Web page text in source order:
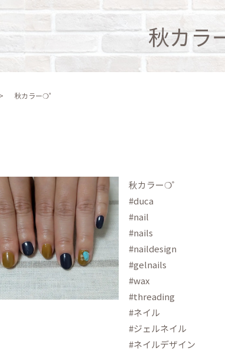
秋カラ
秋カラー❍゜
秋カラー❍゜
#duca
#nail
#nails
#naildesign
#gelnails
#wax
#threading
#ネイル
#ジェルネイル
#ネイルデザイン